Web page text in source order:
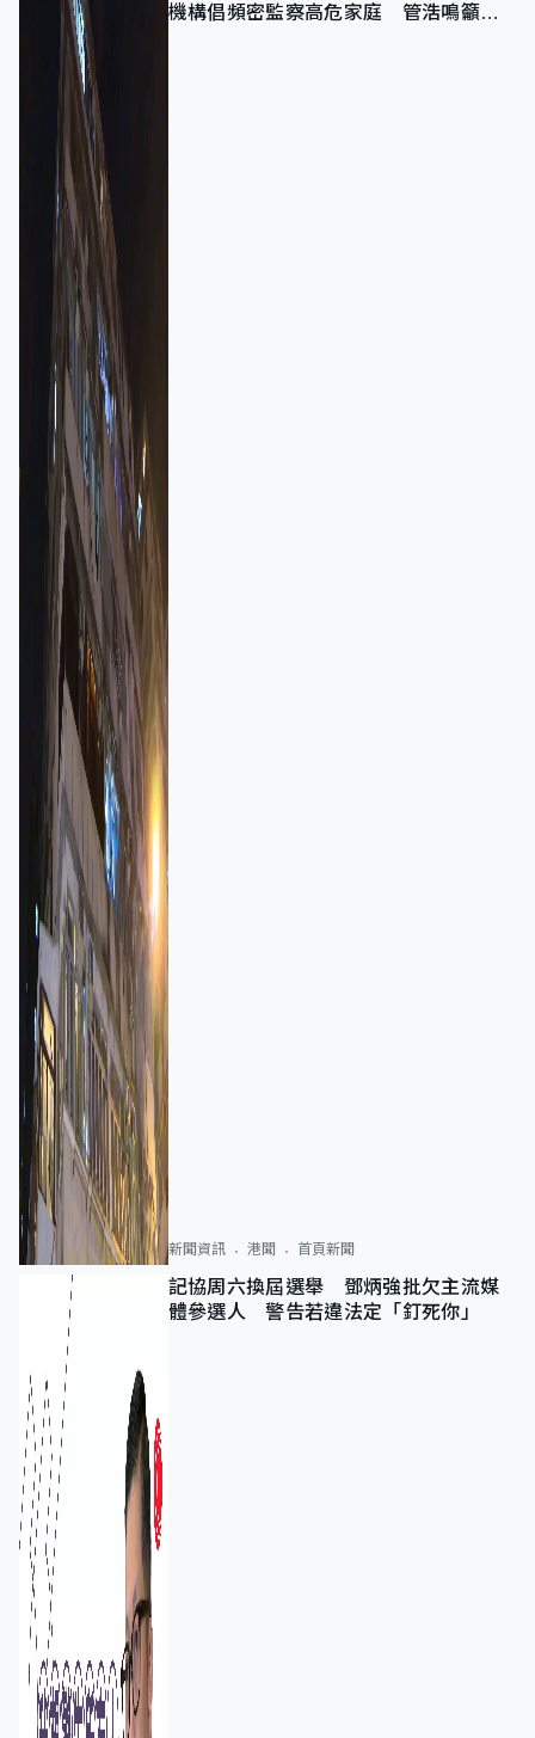
機構倡頻密監察高危家庭 管浩鳴籲加
新聞資訊 港聞 首頁新聞
記協周六換屆選舉 鄧炳強批欠主流媒
體參選人 警告若違法定「釘死你」